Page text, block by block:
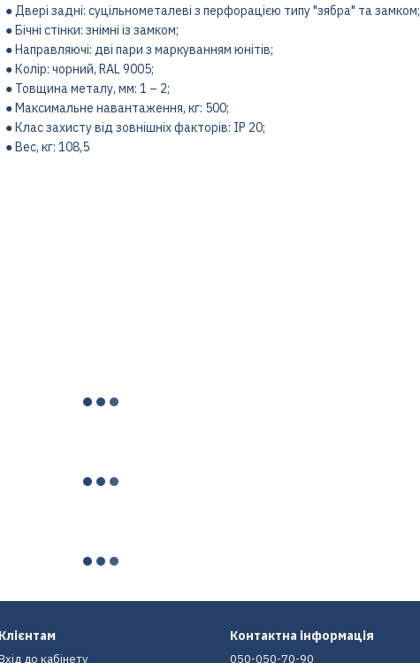
● Двері задні: суцільнометалеві з перфорацією типу "зябра" та замком;
● Бічні стінки: знімні із замком;
● Направляючі: дві пари з маркуванням юнітів;
● Колір: чорний, RAL 9005;
● Товщина металу, мм: 1 – 2;
● Максимальне навантаження, кг: 500;
● Клас захисту від зовнішніх факторів: IP 20;
● Вес, кг: 108,5
Клієнтам
до кабінету
Контактна інформація
050-050-70-90